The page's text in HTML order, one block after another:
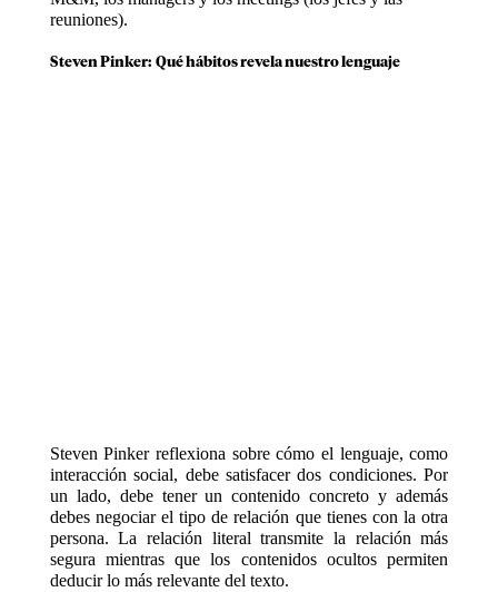
reuniones).
Steven Pinker: Qué hábitos revela nuestro lenguaje
Steven Pinker reflexiona sobre cómo el lenguaje, como
interacción social, debe satisfacer dos condiciones. Por
un lado, debe tener un contenido concreto y además
debes negociar el tipo de relación que tienes con la otra
persona. La relación literal transmite la relación más
segura mientras que los contenidos ocultos permiten
deducir lo más relevante del texto.